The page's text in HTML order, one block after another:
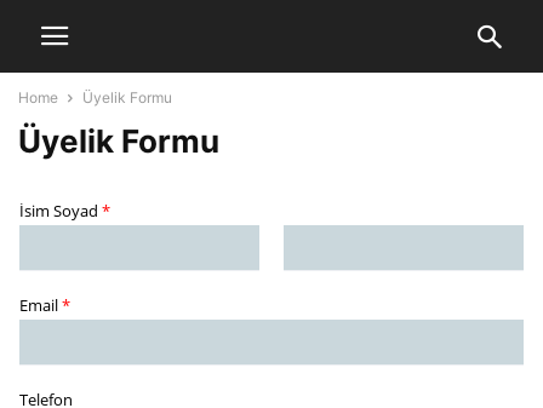
Home Üyelik Formu
Üyelik Formu
İsim Soyad *
Email*
Telefon